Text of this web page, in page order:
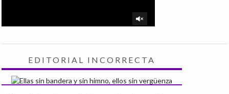
EDITORIAL INCORRECTA